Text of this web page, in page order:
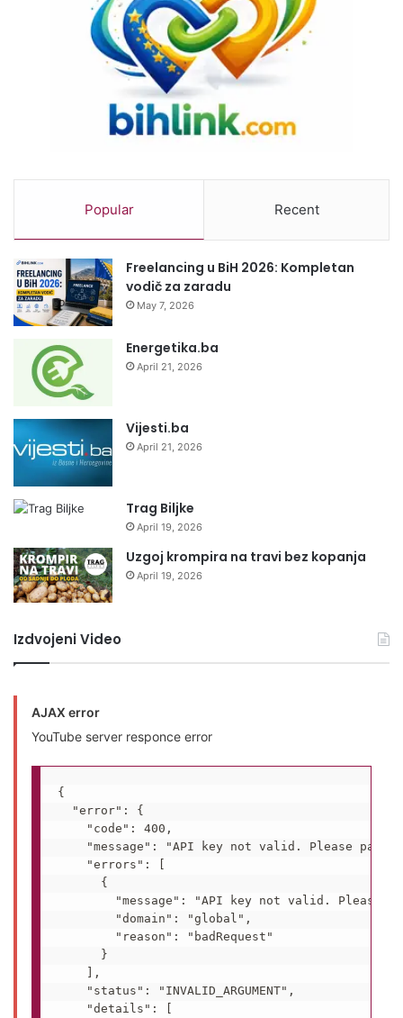
Popular Recent
Freelancing u BiH 2026: Kompletan
vodič za zaradu
May 7, 2026
Energetika.ba
April 21, 2026
Vijesti.ba
April 21, 2026
Trag Biljke
April 19, 2026
Uzgoj krompira na travi bez kopanja
April 19, 2026
Izdvojeni Video
AJAX error
YouTube server responce error
{
  "error": {
    "code": 400,
"message": "API key not valid. Please pass
    "errors": [
      {
"message": "API key not valid. Please
        "domain": "global",
        "reason": "badRequest"
      }
    ],
    "status": "INVALID_ARGUMENT",
    "details": [